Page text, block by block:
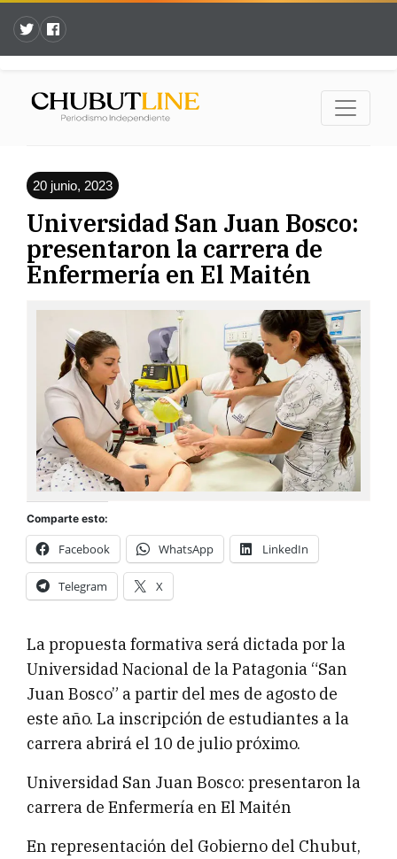
20 junio, 2023
Universidad San Juan Bosco:
presentaron la carrera de
Enfermería en El Maitén
Comparte esto:
Facebook WhatsApp LinkedIn
Telegram X
La propuesta formativa será dictada por la
Universidad Nacional de la Patagonia “San
Juan Bosco” a partir del mes de agosto de
este año. La inscripción de estudiantes a la
carrera abrirá el 10 de julio próximo.
Universidad San Juan Bosco: presentaron la
carrera de Enfermería en El Maitén
En representación del Gobierno del Chubut,